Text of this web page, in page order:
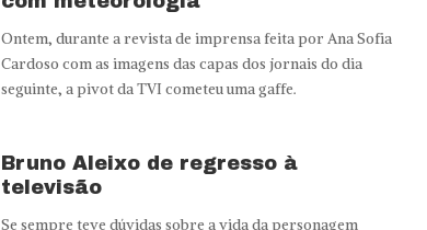
Ontem, durante a revista de imprensa feita por Ana Sofia
Cardoso com as imagens das capas dos jornais do dia
seguinte, a pivot da TVI cometeu uma gaffe.
Bruno Aleixo de regresso à
televisão
Se sempre teve dúvidas sobre a vida da personagem